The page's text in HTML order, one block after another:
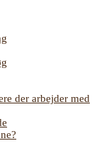
der arbejder med